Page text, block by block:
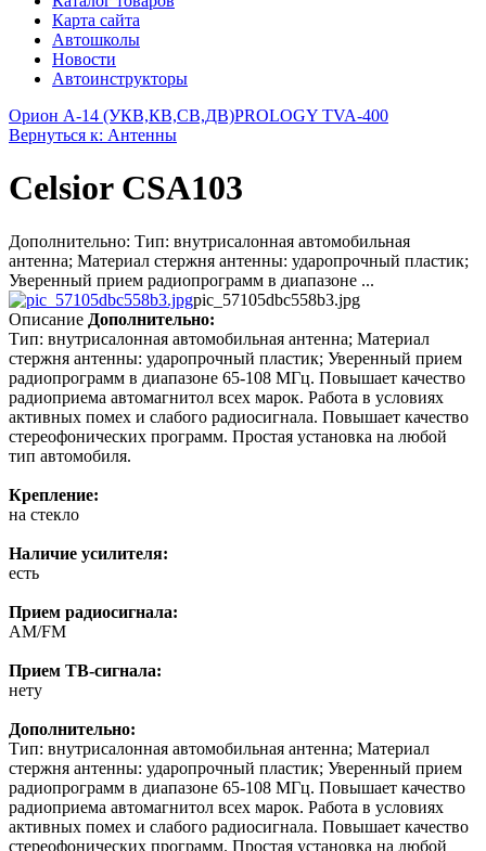
Карта сайта
Автошколы
Новости
Автоинструкторы
Орион А-14 (УКВ,КВ,СВ,ДВ)PROLOGY TVA-400
Вернуться к: Антенны
Celsior CSA103
Дополнительно: Тип: внутрисалонная автомобильная
антенна; Материал стержня антенны: ударопрочный пластик;
Уверенный прием радиопрограмм в диапазоне ...
pic_57105dbc558b3.jpg
Описание Дополнительно:
Тип: внутрисалонная автомобильная антенна; Материал
стержня антенны: ударопрочный пластик; Уверенный прием
радиопрограмм в диапазоне 65-108 МГц. Повышает качество
радиоприема автомагнитол всех марок. Работа в условиях
активных помех и слабого радиосигнала. Повышает качество
стереофонических программ. Простая установка на любой
тип автомобиля.
Крепление:
на стекло
Наличие усилителя:
есть
Прием радиосигнала:
AM/FM
Прием ТВ-сигнала:
нету
Дополнительно:
Тип: внутрисалонная автомобильная антенна; Материал
стержня антенны: ударопрочный пластик; Уверенный прием
радиопрограмм в диапазоне 65-108 МГц. Повышает качество
радиоприема автомагнитол всех марок. Работа в условиях
активных помех и слабого радиосигнала. Повышает качество
стереофонических программ. Простая установка на любой